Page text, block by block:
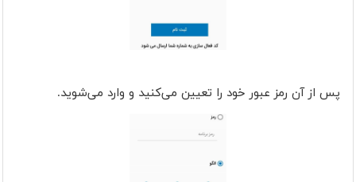
پس از آن رمز عبور خود را تعیین می‌کنید و وارد می‌شوید.